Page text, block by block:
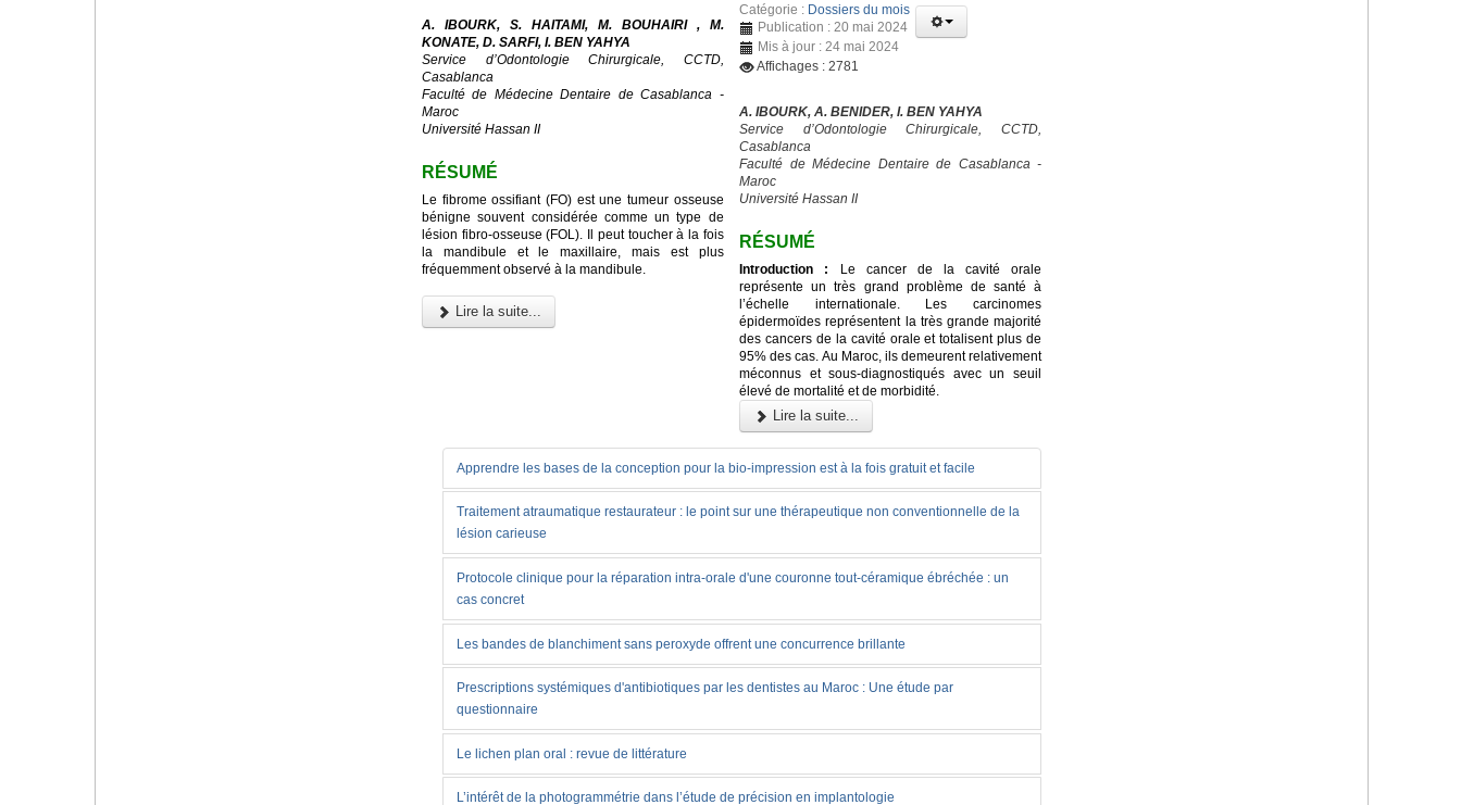
A. IBOURK, S. HAITAMI, M. BOUHAIRI , M.
KONATE, D. SARFI, I. BEN YAHYA
Service d’Odontologie Chirurgicale, CCTD,
Casablanca
Faculté de Médecine Dentaire de Casablanca -
Maroc
Université Hassan II
RÉSUMÉ
Le fibrome ossifiant (FO) est une tumeur osseuse
bénigne souvent considérée comme un type de
lésion fibro-osseuse (FOL). Il peut toucher à la fois
la mandibule et le maxillaire, mais est plus
fréquemment observé à la mandibule.
Lire la suite...
Catégorie : Dossiers du mois
Publication : 20 mai 2024
Mis à jour : 24 mai 2024
Affichages : 2781
A. IBOURK, A. BENIDER, I. BEN YAHYA
Service d’Odontologie Chirurgicale, CCTD,
Casablanca
Faculté de Médecine Dentaire de Casablanca -
Maroc
Université Hassan II
RÉSUMÉ
Introduction :
Le cancer de la cavité orale
représente un très grand problème de santé à
l’échelle internationale. Les carcinomes
épidermoïdes représentent la très grande majorité
des cancers de la cavité orale et totalisent plus de
95% des cas. Au Maroc, ils demeurent relativement
méconnus et sous-diagnostiqués avec un seuil
élevé de mortalité et de morbidité.
Lire la suite...
Apprendre les bases de la conception pour la bio-impression est à la fois gratuit et facile
Traitement atraumatique restaurateur : le point sur une thérapeutique non conventionnelle de la
lésion carieuse
Protocole clinique pour la réparation intra-orale d'une couronne tout-céramique ébréchée : un
cas concret
Les bandes de blanchiment sans peroxyde offrent une concurrence brillante
Prescriptions systémiques d'antibiotiques par les dentistes au Maroc : Une étude par
questionnaire
Le lichen plan oral : revue de littérature
L’intérêt de la photogrammétrie dans l’étude de précision en implantologie